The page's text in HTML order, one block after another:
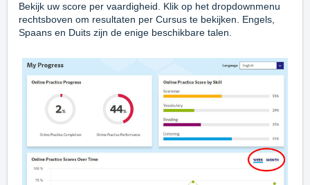
Bekijk uw score per vaardigheid. Klik op het dropdownmenu
rechtsboven om resultaten per Cursus te bekijken. Engels,
Spaans en Duits zijn de enige beschikbare talen.